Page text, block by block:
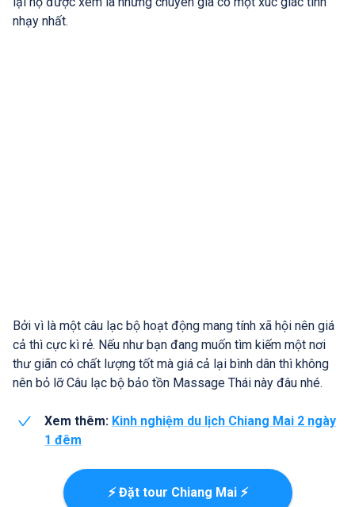
nhạy nhất.
Bởi vì là một câu lạc bộ hoạt động mang tính xã hội nên giá
cả thì cực kì rẻ. Nếu như bạn đang muốn tìm kiếm một nơi
thư giãn có chất lượng tốt mà giá cả lại bình dân thì không
nên bỏ lỡ Câu lạc bộ bảo tồn Massage Thái này đâu nhé.
Xem thêm: Kinh nghiệm du lịch Chiang Mai 2 ngày
1 đêm
⚡ Đặt tour Chiang Mai ⚡